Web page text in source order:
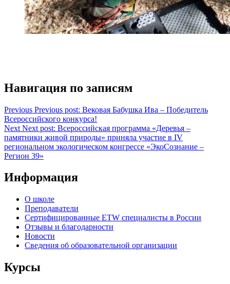
Навигация по записям
Previous Previous post: Вековая Бабушка Ива – Победитель
Всероссийского конкурса!
Next Next post: Всероссийская программа «Деревья –
памятники живой природы» приняла участие в IV
региональном экологическом конгрессе «ЭкоСознание –
Регион 39»
Информация
О школе
Преподаватели
Сертифицированные ETW специалисты в России
Отзывы и благодарности
Новости
Сведения об образовательной организации
Курсы